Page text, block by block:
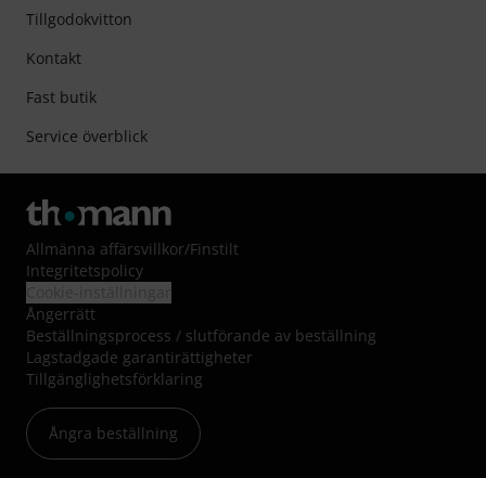
Tillgodokvitton
Kontakt
Fast butik
Service överblick
Allmänna affärsvillkor/Finstilt
Integritetspolicy
Ångerrätt
Beställningsprocess / slutförande av beställning
Lagstadgade garantirättigheter
Tillgänglighetsförklaring
Ångra beställning